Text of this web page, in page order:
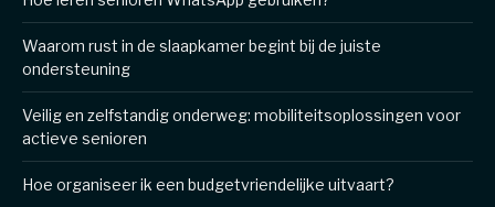
Waarom rust in de slaapkamer begint bij de juiste
ondersteuning
Veilig en zelfstandig onderweg: mobiliteitsoplossingen voor
actieve senioren
Hoe organiseer ik een budgetvriendelijke uitvaart?